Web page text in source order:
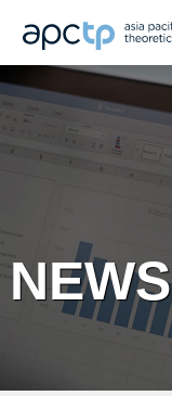
NEWS